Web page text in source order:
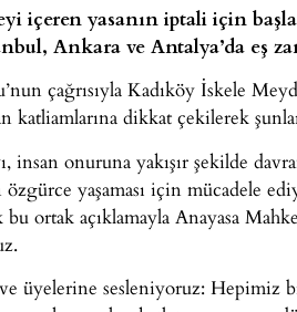
içeren yasanın iptali için
Ankara ve Antalya’da eş
çağrısıyla Kadıköy İskele
katliamlarına dikkat çekilerek
insan onuruna yakışır şekilde
yaşaması için mücadele
ortak açıklamayla Anayasa
üyelerine sesleniyoruz: Hepimiz